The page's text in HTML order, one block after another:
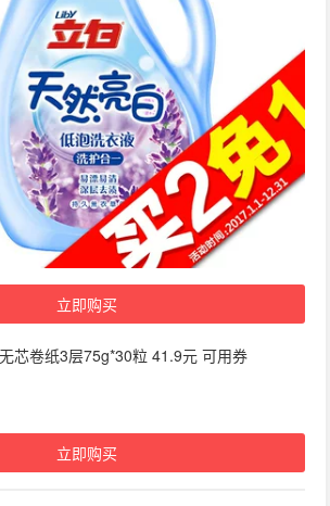
立即购买
芯卷纸3层75g*30粒 41.9元 可用券
立即购买